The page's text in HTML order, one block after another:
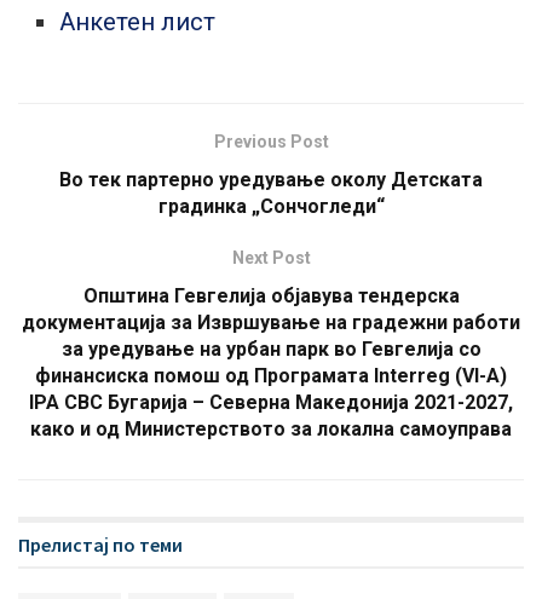
Анкетен лист
Previous Post
Во тек партерно уредување околу Детската
градинка „Сончогледи“
Next Post
Општина Гевгелија објавува тендерска
документација за Извршување на градежни работи
за уредување на урбан парк во Гевгелија со
финансиска помош од Програмата Interreg (VI-A)
IPA CBC Бугарија – Северна Македонија 2021-2027,
како и од Министерството за локална самоуправа
Прелистај по теми